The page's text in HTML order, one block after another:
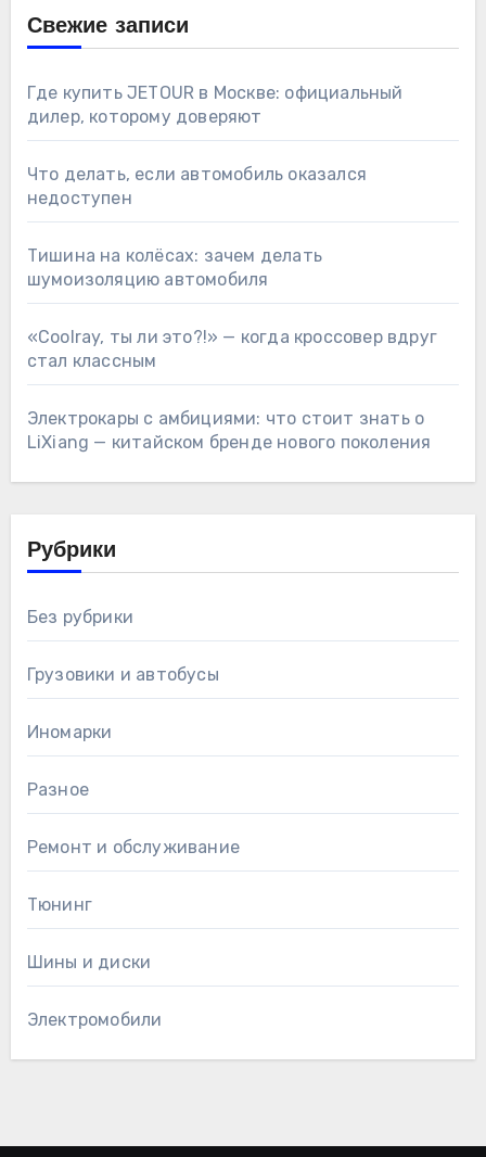
Свежие записи
Где купить JETOUR в Москве: официальный
дилер, которому доверяют
Что делать, если автомобиль оказался
недоступен
Тишина на колёсах: зачем делать
шумоизоляцию автомобиля
«Coolray, ты ли это?!» — когда кроссовер вдруг
стал классным
Электрокары с амбициями: что стоит знать о
LiXiang — китайском бренде нового поколения
Рубрики
Без рубрики
Грузовики и автобусы
Иномарки
Разное
Ремонт и обслуживание
Тюнинг
Шины и диски
Электромобили